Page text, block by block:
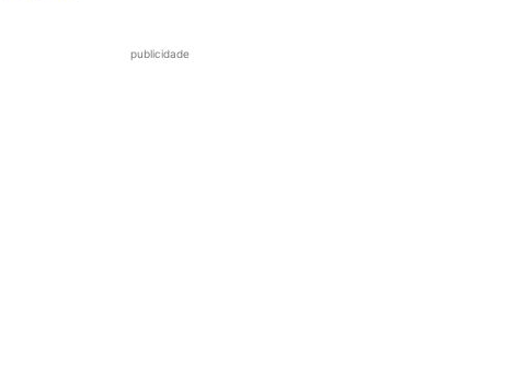
publicidade